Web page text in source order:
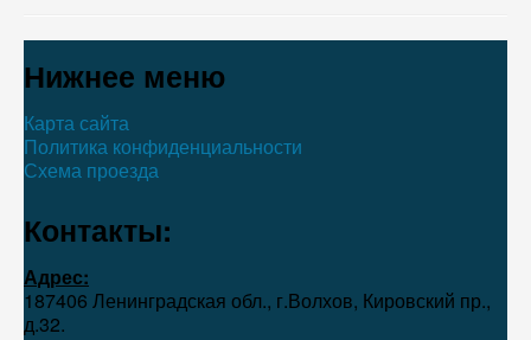
Нижнее меню
Карта сайта
Политика конфиденциальности
Схема проезда
Контакты:
Адрес:
187406 Ленинградская обл., г.Волхов, Кировский пр.,
д.32.